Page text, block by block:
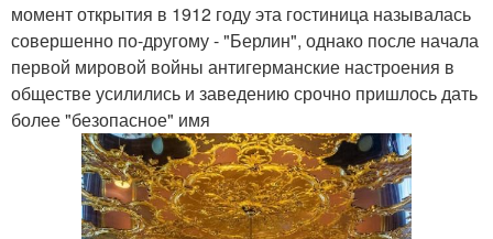
момент открытия в 1912 году эта гостиница называлась
совершенно по-другому - "Берлин", однако после начала
первой мировой войны антигерманские настроения в
обществе усилились и заведению срочно пришлось дать
более "безопасное" имя